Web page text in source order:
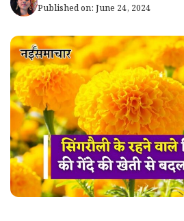
Published on: June 24, 2024